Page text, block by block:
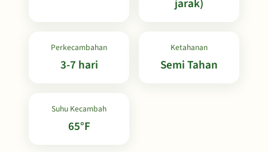
jarak)
Perkecambahan
3-7 hari
Ketahanan
Semi Tahan
Suhu Kecambah
65°F